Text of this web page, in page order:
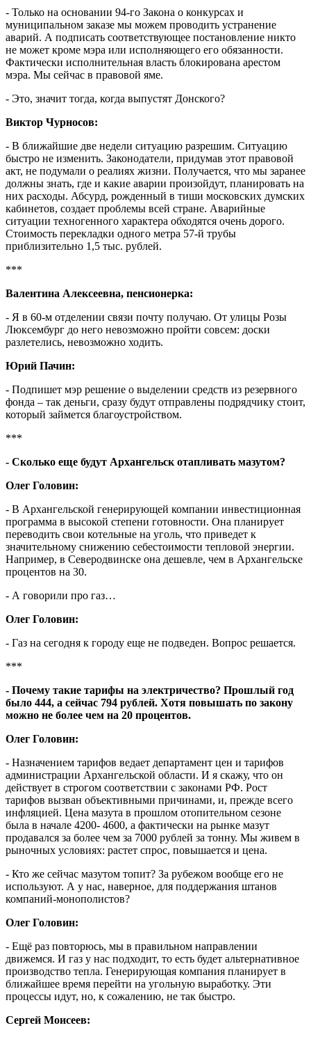
- Только на основании 94-го Закона о конкурсах и
муниципальном заказе мы можем проводить устранение
аварий. А подписать соответствующее постановление никто
не может кроме мэра или исполняющего его обязанности.
Фактически исполнительная власть блокирована арестом
мэра. Мы сейчас в правовой яме.
- Это, значит тогда, когда выпустят Донского?
Виктор Чурносов:
- В ближайшие две недели ситуацию разрешим. Ситуацию
быстро не изменить. Законодатели, придумав этот правовой
акт, не подумали о реалиях жизни. Получается, что мы заранее
должны знать, где и какие аварии произойдут, планировать на
них расходы. Абсурд, рожденный в тиши московских думских
кабинетов, создает проблемы всей стране. Аварийные
ситуации техногенного характера обходятся очень дорого.
Стоимость перекладки одного метра 57-й трубы
приблизительно 1,5 тыс. рублей.
***
Валентина Алексеевна, пенсионерка:
- Я в 60-м отделении связи почту получаю. От улицы Розы
Люксембург до него невозможно пройти совсем: доски
разлетелись, невозможно ходить.
Юрий Пачин:
- Подпишет мэр решение о выделении средств из резервного
фонда – так деньги, сразу будут отправлены подрядчику стоит,
который займется благоустройством.
***
- Сколько еще будут Архангельск отапливать мазутом?
Олег Головин:
- В Архангельской генерирующей компании инвестиционная
программа в высокой степени готовности. Она планирует
переводить свои котельные на уголь, что приведет к
значительному снижению себестоимости тепловой энергии.
Например, в Северодвинске она дешевле, чем в Архангельске
процентов на 30.
- А говорили про газ…
Олег Головин:
- Газ на сегодня к городу еще не подведен. Вопрос решается.
***
- Почему такие тарифы на электричество? Прошлый год
было 444, а сейчас 794 рублей. Хотя повышать по закону
можно не более чем на 20 процентов.
Олег Головин:
- Назначением тарифов ведает департамент цен и тарифов
администрации Архангельской области. И я скажу, что он
действует в строгом соответствии с законами РФ. Рост
тарифов вызван объективными причинами, и, прежде всего
инфляцией. Цена мазута в прошлом отопительном сезоне
была в начале 4200- 4600, а фактически на рынке мазут
продавался за более чем за 7000 рублей за тонну. Мы живем в
рыночных условиях: растет спрос, повышается и цена.
- Кто же сейчас мазутом топит? За рубежом вообще его не
используют. А у нас, наверное, для поддержания штанов
компаний-монополистов?
Олег Головин:
- Ещё раз повторюсь, мы в правильном направлении
движемся. И газ у нас подходит, то есть будет альтернативное
производство тепла. Генерирующая компания планирует в
ближайшее время перейти на угольную выработку. Эти
процессы идут, но, к сожалению, не так быстро.
Сергей Моисеев: